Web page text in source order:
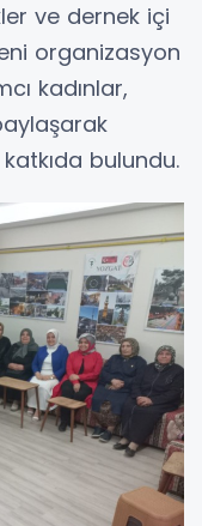
ve dernek içi
organizasyon
kadınlar,
bulundu.